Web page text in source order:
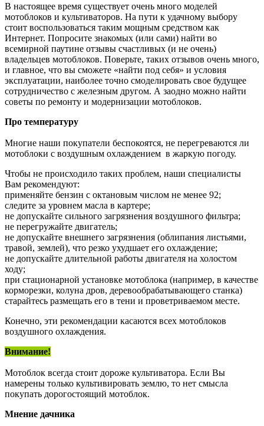
В настоящее время существует очень много моделей
мотоблоков и культиваторов. На пути к удачному выбору
стоит воспользоваться таким мощным средством как
Интернет. Попросите знакомых (или сами) найти во
всемирной паутине отзывы счастливых (и не очень)
владельцев мотоблоков. Поверьте, таких отзывов очень много,
и главное, что вы сможете «найти под себя» и условия
эксплуатации, наиболее точно смоделировать свое будущее
сотрудничество с железным другом. А заодно можно найти
советы по ремонту и модернизации мотоблоков.
Про температуру
Многие наши покупатели беспокоятся, не перегреваются ли
мотоблоки с воздушным охлаждением в жаркую погоду.
Чтобы не происходило таких проблем, наши специалисты
Вам рекомендуют:
применяйте бензин с октановым числом не менее 92;
следите за уровнем масла в картере;
не допускайте сильного загрязнения воздушного фильтра;
не перегружайте двигатель;
не допускайте внешнего загрязнения (облипания листьями,
травой, землей), что резко ухудшает его охлаждение;
не допускайте длительной работы двигателя на холостом
ходу;
при стационарной установке мотоблока (например, в качестве
корморезки, колуна дров, деревообрабатывающего станка)
старайтесь размещать его в тени и проветриваемом месте.
Конечно, эти рекомендации касаются всех мотоблоков
воздушного охлаждения.
Внимание!
Мотоблок всегда стоит дороже культиватора. Если Вы
намерены только культивировать землю, то нет смысла
покупать дорогостоящий мотоблок.
Мнение дачника